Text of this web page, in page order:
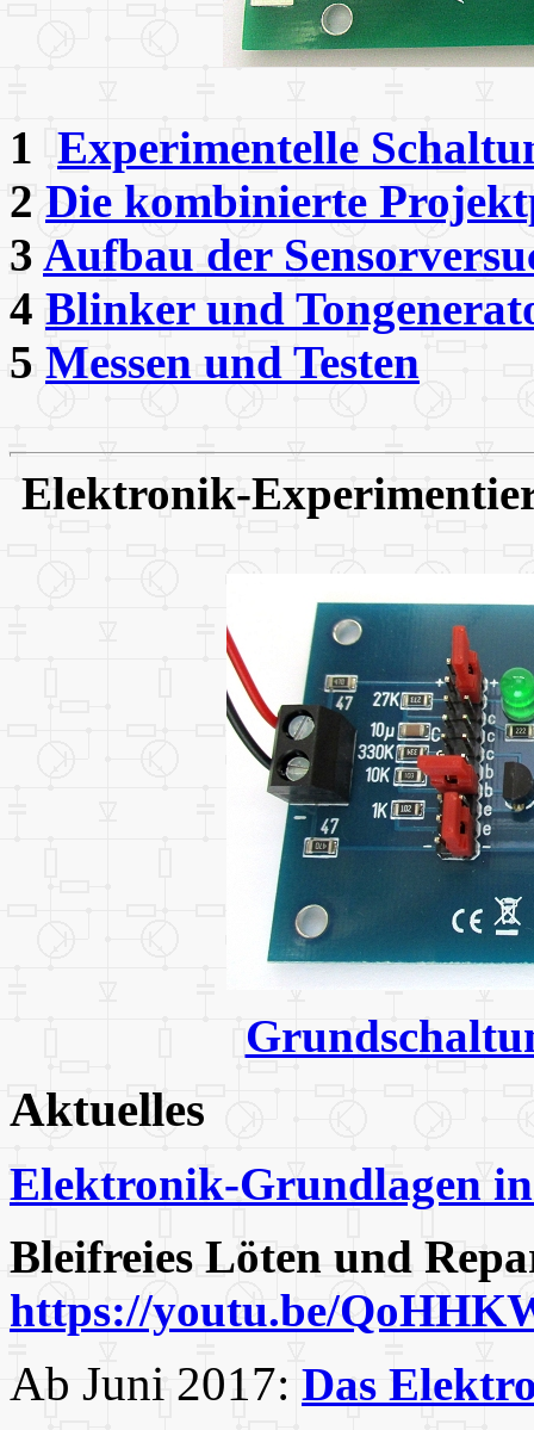
1 Experimentelle
2 Die kombinierte
3 Aufbau der
4 Blinker und
5 Messen und Testen
Elektronik-
Aktuelles
Elektronik-Grundlagen
Bleifreies Löten und
https://youtu.be/
Ab Juni 2017: Das